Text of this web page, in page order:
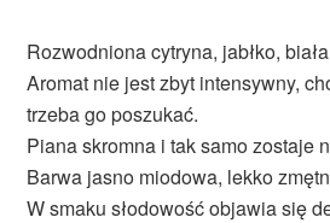
Rozwodniona cytryna, jabłko,
Aromat nie jest zbyt intensywny,
trzeba go poszukać.
Piana skromna i tak samo zostaje
Barwa jasno miodowa, lekko
W smaku słodowość objawia się